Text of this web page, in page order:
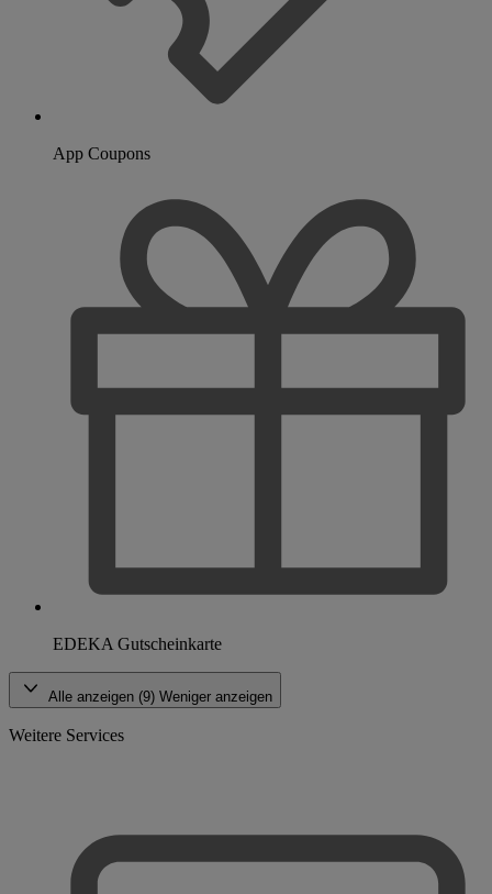
App Coupons
EDEKA Gutscheinkarte
Alle anzeigen (9) Weniger anzeigen
Weitere Services